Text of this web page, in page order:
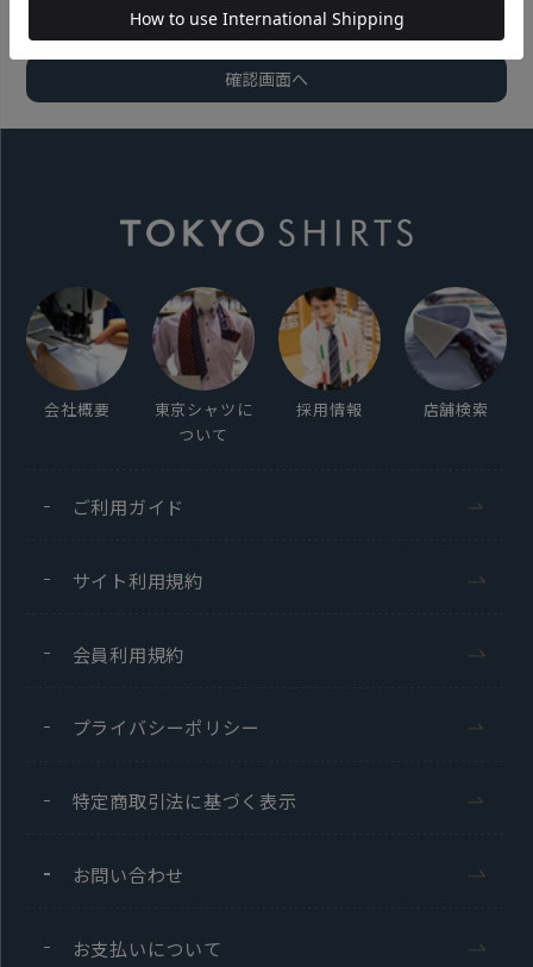
会社概要
東京シャツに
ついて
採用情報 店舗検索
ご利用ガイド
サイト利用規約
会員利用規約
プライバシーポリシー
特定商取引法に基づく表示
お問い合わせ
お支払いについて